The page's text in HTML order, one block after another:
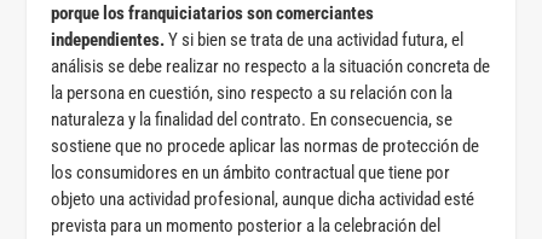
porque los franquiciatarios son comerciantes
independientes.Y si bien se trata de una actividad futura, el
análisis se debe realizar no respecto a la situación concreta de
la persona en cuestión, sino respecto a su relación con la
naturaleza y la finalidad del contrato. En consecuencia, se
sostiene que no procede aplicar las normas de protección de
los consumidores en un ámbito contractual que tiene por
objeto una actividad profesional, aunque dicha actividad esté
prevista para un momento posterior a la celebración del